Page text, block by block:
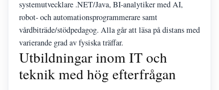
systemutvecklare .NET/Java, BI-analytiker med AI,
robot- och automationsprogrammerare samt
vårdbiträde/stödpedagog. Alla går att läsa på distans med
varierande grad av fysiska träffar.
Utbildningar inom IT och
teknik med hög efterfrågan